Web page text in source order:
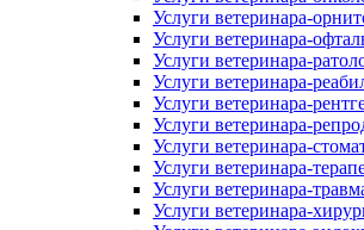
Услуги ветеринара-
Услуги ветеринара-
Услуги ветеринара-
Услуги ветеринара-
Услуги ветеринара-
Услуги ветеринара-
Услуги ветеринара-
Услуги ветеринара-
Услуги ветеринара-
Услуги ветеринара-